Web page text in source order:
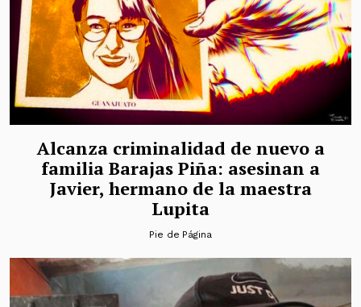
Alcanza criminalidad de nuevo a
familia Barajas Piña: asesinan a
Javier, hermano de la maestra
Lupita
Pie de Página